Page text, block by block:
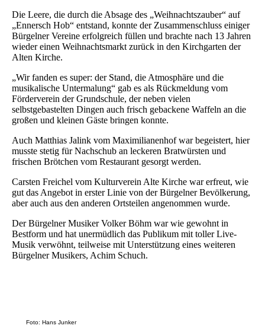
Die Leere, die durch die Absage des „Weihnachtszauber“ auf
„Ennersch Hob“ entstand, konnte der Zusammenschluss einiger
Bürgelner Vereine erfolgreich füllen und brachte nach 13 Jahren
wieder einen Weihnachtsmarkt zurück in den Kirchgarten der
Alten Kirche.
„Wir fanden es super: der Stand, die Atmosphäre und die
musikalische Untermalung“ gab es als Rückmeldung vom
Förderverein der Grundschule, der neben vielen
selbstgebastelten Dingen auch frisch gebackene Waffeln an die
großen und kleinen Gäste bringen konnte.
Auch Matthias Jalink vom Maximilianenhof war begeistert, hier
musste stetig für Nachschub an leckeren Bratwürsten und
frischen Brötchen vom Restaurant gesorgt werden.
Carsten Freichel vom Kulturverein Alte Kirche war erfreut, wie
gut das Angebot in erster Linie von der Bürgelner Bevölkerung,
aber auch aus den anderen Ortsteilen angenommen wurde.
Der Bürgelner Musiker Volker Böhm war wie gewohnt in
Bestform und hat unermüdlich das Publikum mit toller Live-
Musik verwöhnt, teilweise mit Unterstützung eines weiteren
Bürgelner Musikers, Achim Schuch.
Foto: Hans Junker